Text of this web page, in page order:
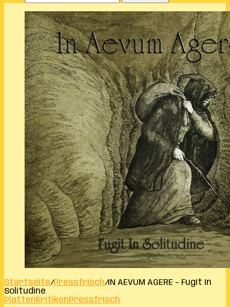
Startseite/Pressfrisch/IN AEVUM AGERE – Fugit In
Solitudine
PlattenkritikenPressfrisch